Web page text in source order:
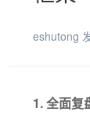
eshutong
1. 全面复